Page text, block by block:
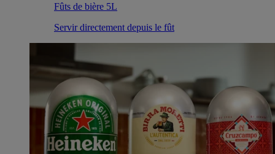
Fûts de bière 5L
Servir directement depuis le fût